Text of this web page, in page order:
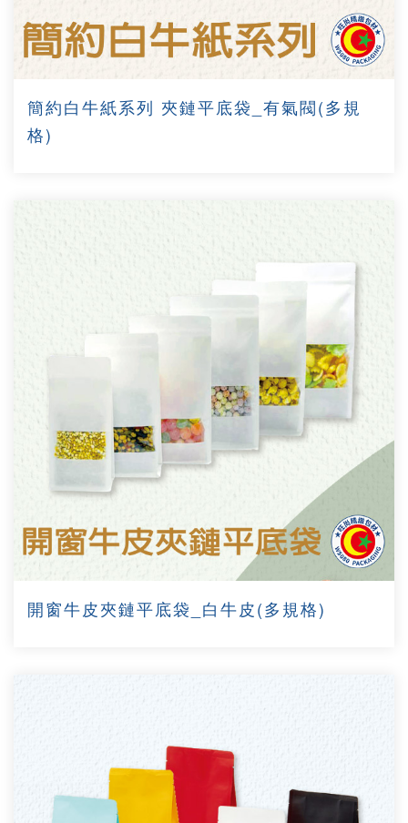
簡約白牛紙系列 夾鏈平底袋_有氣閥(多規
格)
開窗牛皮夾鏈平底袋_白牛皮(多規格)